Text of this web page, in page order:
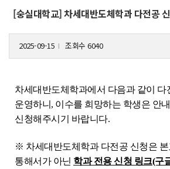
참여대학/조직도
학위학사 안내
학위제도
개설교과목
성과확산센터
[숭실대학교] 차세대반도체학과 다전공
2025-09-15 조회수 6040
차세대반도체학과에서 다음과 같이 다
운영하니, 이수를 희망하는 학생은 안
신청해주시기 바랍니다.
※ 차세대반도체학과 다전공 신청은 본
통해서가 아닌 학과 전용 신청 링크(구